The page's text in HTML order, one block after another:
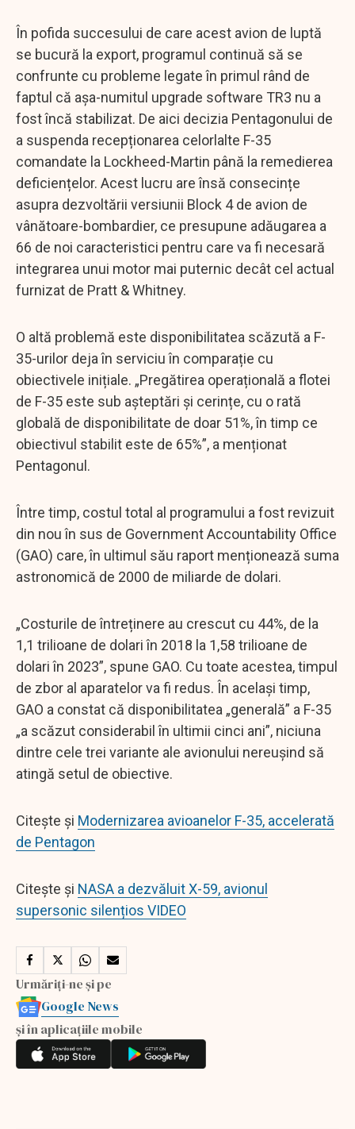
În pofida succesului de care acest avion de luptă
se bucură la export, programul continuă să se
confrunte cu probleme legate în primul rând de
faptul că așa-numitul upgrade software TR3 nu a
fost încă stabilizat. De aici decizia Pentagonului de
a suspenda recepționarea celorlalte F-35
comandate la Lockheed-Martin până la remedierea
deficiențelor. Acest lucru are însă consecințe
asupra dezvoltării versiunii Block 4 de avion de
vânătoare-bombardier, ce presupune adăugarea a
66 de noi caracteristici pentru care va fi necesară
integrarea unui motor mai puternic decât cel actual
furnizat de Pratt & Whitney.
O altă problemă este disponibilitatea scăzută a F-
35-urilor deja în serviciu în comparație cu
obiectivele inițiale. „Pregătirea operațională a flotei
de F-35 este sub așteptări și cerințe, cu o rată
globală de disponibilitate de doar 51%, în timp ce
obiectivul stabilit este de 65%”, a menționat
Pentagonul.
Între timp, costul total al programului a fost revizuit
din nou în sus de Government Accountability Office
(GAO) care, în ultimul său raport menționează suma
astronomică de 2000 de miliarde de dolari.
„Costurile de întreținere au crescut cu 44%, de la
1,1 trilioane de dolari în 2018 la 1,58 trilioane de
dolari în 2023”, spune GAO. Cu toate acestea, timpul
de zbor al aparatelor va fi redus. În același timp,
GAO a constat că disponibilitatea „generală” a F-35
„a scăzut considerabil în ultimii cinci ani”, niciuna
dintre cele trei variante ale avionului nereușind să
atingă setul de obiective.
Citește și Modernizarea avioanelor F-35, accelerată
de Pentagon
Citește și NASA a dezvăluit X-59, avionul
supersonic silențios VIDEO
Urmăriți-ne și pe
Google News
și în aplicațiile mobile